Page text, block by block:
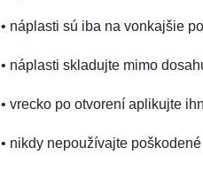
• náplasti sú iba na vonkajšie
• náplasti skladujte mimo
• vrecko po otvorení aplikujte
• nikdy nepoužívajte